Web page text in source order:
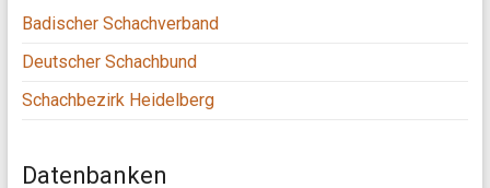
Badischer Schachverband
Deutscher Schachbund
Schachbezirk Heidelberg
Datenbanken